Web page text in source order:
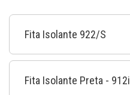
Fita Isolante 922/S
Fita Isolante Preta - 912i